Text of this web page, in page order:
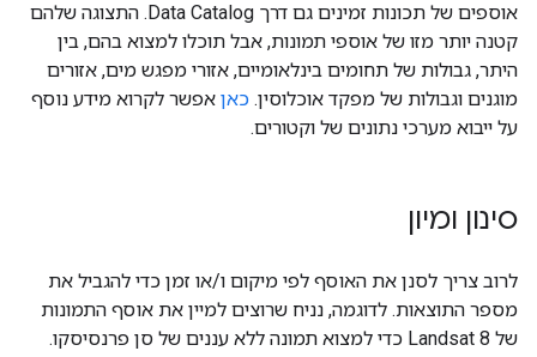
אוספים של תכונות זמינים גם דרך Data Catalog. התצוגה שלהם
קטנה יותר מזו של אוספי תמונות, אבל תוכלו למצוא בהם, בין
היתר, גבולות של תחומים בינלאומיים, אזורי מפגש מים, אזורים
מוגנים וגבולות של מפקד אוכלוסין. כאן אפשר לקרוא מידע נוסף
על ייבוא מערכי נתונים של וקטורים.
סינון ומיון
לרוב צריך לסנן את האוסף לפי מיקום ו/או זמן כדי להגביל את
מספר התוצאות. לדוגמה, נניח שרוצים למיין את אוסף התמונות
של Landsat 8 כדי למצוא תמונה ללא עננים של סן פרנסיסקו.